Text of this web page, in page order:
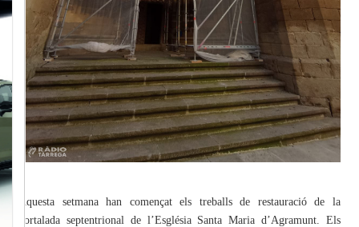
Aquesta setmana han començat els treballs de restauració de la
portalada septentrional de l’Església Santa Maria d’Agramunt. Els